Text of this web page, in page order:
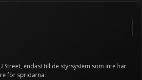
Street, endast till de styrsystem som inte har
för spridarna.